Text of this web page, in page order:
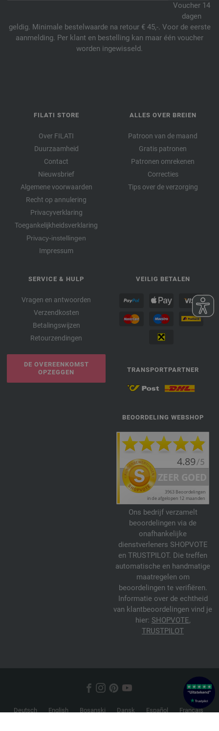
Voucher 14
dagen
geldig. Minimale bestelwaarde na retour € 45,-. Voor de eerste
aanmelding. Per klant en bestelling kan maar één voucher
worden ingewisseld.
FILATI STORE
Over FILATI
Duurzaamheid
Contact
Nieuwsbrief
Algemene voorwaarden
Recht op annulering
Privacyverklaring
Toegankelijkheidsverklaring
Privacy-instellingen
Impressum
ALLES OVER BREIEN
Patroon van de maand
Gratis patronen
Patronen omrekenen
Correcties
Tips over de verzorging
SERVICE & HULP
Vragen en antwoorden
Verzendkosten
Betalingswijzen
Retourzendingen
DE OVEREENKOMST
OPZEGGEN
VEILIG BETALEN
TRANSPORTPARTNER
BEOORDELING WEBSHOP
Ons bedrijf verzamelt
beoordelingen via de
onafhankelijke
dienstverleners SHOPVOTE
en TRUSTPILOT. Die treffen
automatische en handmatige
maatregelen om
beoordelingen te verifiëren.
Informatie over de echtheid
van klantbeoordelingen vind je
hier: SHOPVOTE,
TRUSTPILOT
Deutsch English Bosanski Dansk Español
Français